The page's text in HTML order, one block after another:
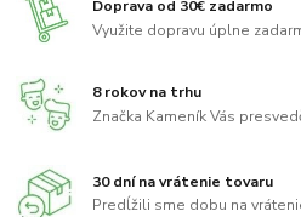
Doprava od 30€ zadarmo
Využite dopravu úplne
8 rokov na trhu
Značka Kameník Vás
30 dní na vrátenie tovaru
Predĺžili sme dobu na